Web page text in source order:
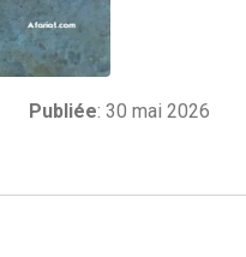
Publiée: 30 mai 2026